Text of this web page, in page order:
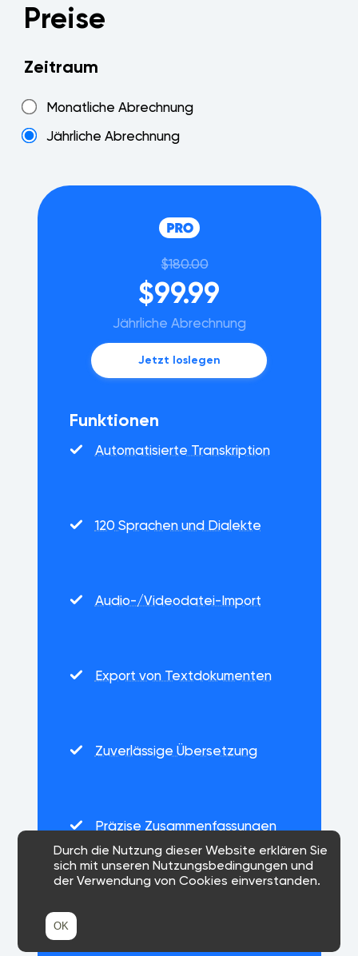
Preise
Zeitraum
Monatliche Abrechnung
Jährliche Abrechnung
$180.00
$99.99
Jährliche Abrechnung
Jetzt loslegen
Funktionen
Automatisierte Transkription
120 Sprachen und Dialekte
Audio-/Videodatei-Import
Export von Textdokumenten
Zuverlässige Übersetzung
Präzise Zusammenfassungen
Durch die Nutzung dieser Website erklären Sie
sich mit unseren Nutzungsbedingungen und
der Verwendung von Cookies einverstanden.
OK